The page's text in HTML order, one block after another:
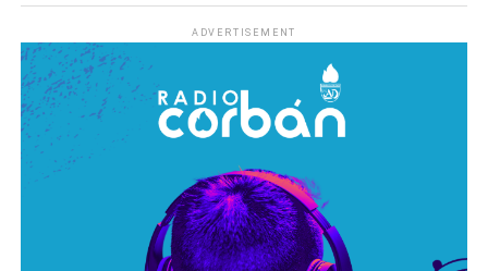
ADVERTISEMENT